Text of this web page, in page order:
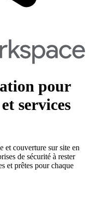
pour
et services
et couverture sur site en
de sécurité à rester
et prêtes pour chaque